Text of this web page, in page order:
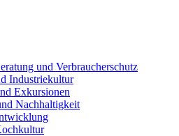
und Verbraucherschutz
Industriekultur
Exkursionen
Nachhaltigkeit